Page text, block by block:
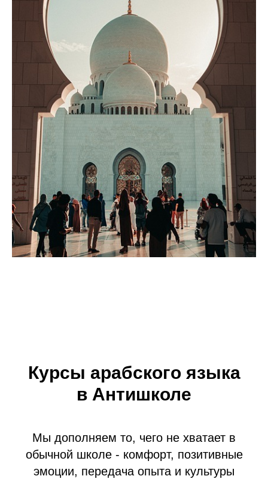
Курсы арабского языка
в Антишколе
Мы дополняем то, чего не хватает в
обычной школе - комфорт, позитивные
эмоции, передача опыта и культуры